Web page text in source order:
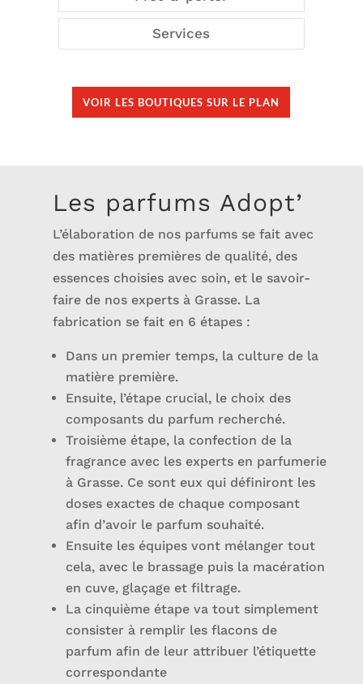
Services
VOIR LES BOUTIQUES SUR LE PLAN
Les parfums Adopt’
L’élaboration de nos parfums se fait avec
des matières premières de qualité, des
essences choisies avec soin, et le savoir-
faire de nos experts à Grasse. La
fabrication se fait en 6 étapes :
Dans un premier temps, la culture de la
matière première.
Ensuite, l’étape crucial, le choix des
composants du parfum recherché.
Troisième étape, la confection de la
fragrance avec les experts en parfumerie
à Grasse. Ce sont eux qui définiront les
doses exactes de chaque composant
afin d’avoir le parfum souhaité.
Ensuite les équipes vont mélanger tout
cela, avec le brassage puis la macération
en cuve, glaçage et filtrage.
La cinquième étape va tout simplement
consister à remplir les flacons de
parfum afin de leur attribuer l’étiquette
correspondante